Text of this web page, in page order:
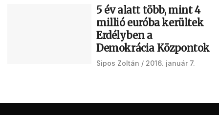
5 év alatt több, mint 4
millió euróba kerültek
Erdélyben a
Demokrácia Központok
Sipos Zoltán 2016. január 7.